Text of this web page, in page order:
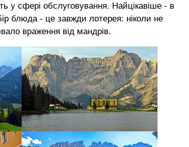
у сфері обслуговування. Найцікавіше - в
блюда - це завжди лотерея: ніколи не
враження від мандрів.